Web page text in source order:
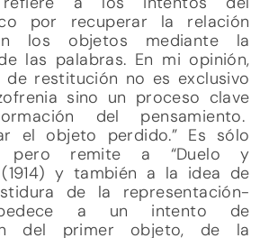
por recuperar la relación
los objetos mediante la
las palabras. En mi opinión,
restitución no es exclusivo
sino un proceso clave
del pensamiento.
el objeto perdido.” Es sólo
pero remite a “Duelo y
(1914) y también a la idea de
de la representación-
a un intento de
del primer objeto, de la